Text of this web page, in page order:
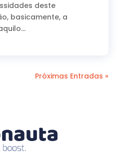
deste
basicamente, a
Próximas Entradas »